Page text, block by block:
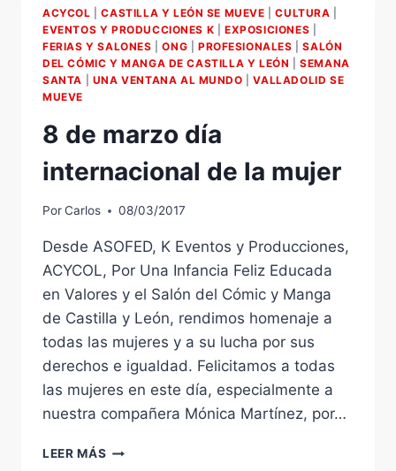
ACYCOL |CASTILLA Y LEÓN SE MUEVE |CULTURA
EVENTOS Y PRODUCCIONES K |EXPOSICIONES
FERIAS Y SALONES |ONG PROFESIONALES |SALÓN
DEL CÓMIC Y MANGA DE CASTILLA Y LEÓN |SEMANA
SANTA
UNA VENTANA AL MUNDO |VALLADOLID SE
MUEVE
8 de marzo día
internacional de la mujer
PorCarlos 08/03/2017
Desde ASOFED, K Eventos y Producciones,
ACYCOL, Por Una Infancia Feliz Educada
en Valores y el Salón del Cómic y Manga
de Castilla y León, rendimos homenaje a
todas las mujeres y a su lucha por sus
derechos e igualdad. Felicitamos a todas
las mujeres en este día, especialmente a
nuestra compañera Mónica Martínez, por…
LEER MÁS 8